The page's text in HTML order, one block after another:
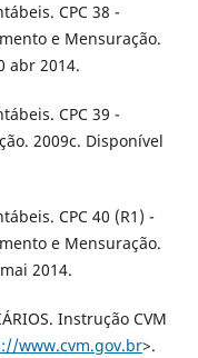
CPC 38 -
e Mensuração.
abr 2014.
CPC 39 -
2009c. Disponível
CPC 40 (R1) -
e Mensuração.
2014.
Instrução CVM
www.cvm.gov.br>.